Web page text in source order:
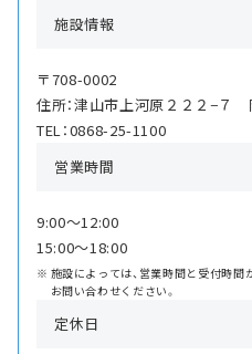
施設情報
〒708-0002
住所：津山市上河原２２２−７
TEL：0868-25-1100
営業時間
9:00〜12:00
15:00〜18:00
施設によっては、営業時間と受付時間
お問い合わせください。
定休日